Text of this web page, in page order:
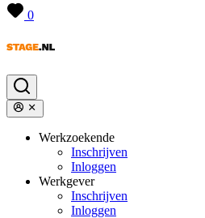
0
Werkzoekende
Inschrijven
Inloggen
Werkgever
Inschrijven
Inloggen